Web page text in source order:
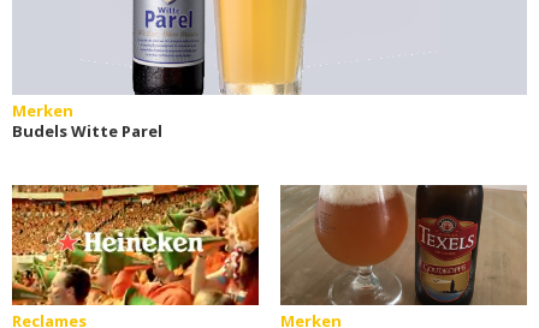
Merken
Budels Witte Parel
Reclames
Merken